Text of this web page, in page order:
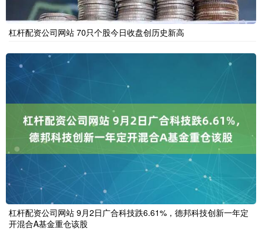
杠杆配资公司网站 70只个股今日收盘创历史新高
杠杆配资公司网站 9月2日广合科技跌6.61%，德邦科技创新一年定
开混合A基金重仓该股